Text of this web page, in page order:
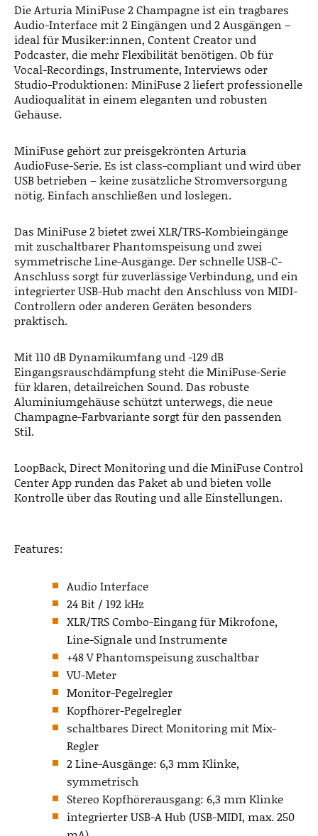
Die Arturia MiniFuse 2 Champagne ist ein tragbares
Audio-Interface mit 2 Eingängen und 2 Ausgängen –
ideal für Musiker:innen, Content Creator und
Podcaster, die mehr Flexibilität benötigen. Ob für
Vocal-Recordings, Instrumente, Interviews oder
Studio-Produktionen: MiniFuse 2 liefert professionelle
Audioqualität in einem eleganten und robusten
Gehäuse.
MiniFuse gehört zur preisgekrönten Arturia
AudioFuse-Serie. Es ist class-compliant und wird über
USB betrieben – keine zusätzliche Stromversorgung
nötig. Einfach anschließen und loslegen.
Das MiniFuse 2 bietet zwei XLR/TRS-Kombieingänge
mit zuschaltbarer Phantomspeisung und zwei
symmetrische Line-Ausgänge. Der schnelle USB-C-
Anschluss sorgt für zuverlässige Verbindung, und ein
integrierter USB-Hub macht den Anschluss von MIDI-
Controllern oder anderen Geräten besonders
praktisch.
Mit 110 dB Dynamikumfang und -129 dB
Eingangsrauschdämpfung steht die MiniFuse-Serie
für klaren, detailreichen Sound. Das robuste
Aluminiumgehäuse schützt unterwegs, die neue
Champagne-Farbvariante sorgt für den passenden
Stil.
LoopBack, Direct Monitoring und die MiniFuse Control
Center App runden das Paket ab und bieten volle
Kontrolle über das Routing und alle Einstellungen.
Features:
Audio Interface
24 Bit / 192 kHz
XLR/TRS Combo-Eingang für Mikrofone,
Line-Signale und Instrumente
+48 V Phantomspeisung zuschaltbar
VU-Meter
Monitor-Pegelregler
Kopfhörer-Pegelregler
schaltbares Direct Monitoring mit Mix-
Regler
2 Line-Ausgänge: 6,3 mm Klinke,
symmetrisch
Stereo Kopfhörerausgang: 6,3 mm Klinke
integrierter USB-A Hub (USB-MIDI, max. 250